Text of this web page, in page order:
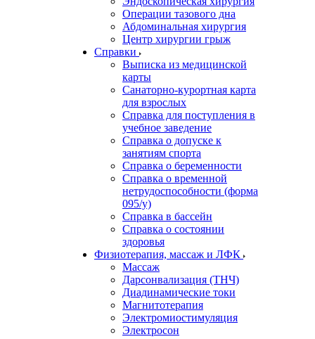
Операции тазового дна
Абдоминальная хирургия
Центр хирургии грыж
Справки
Выписка из медицинской
карты
Санаторно-курортная карта
для взрослых
Справка для поступления в
учебное заведение
Справка о допуске к
занятиям спорта
Справка о беременности
Справка о временной
нетрудоспособности (форма
095/у)
Справка в бассейн
Справка о состоянии
здоровья
Физиотерапия, массаж и ЛФК
Массаж
Дарсонвализация (ТНЧ)
Диадинамические токи
Магнитотерапия
Электромиостимуляция
Электросон